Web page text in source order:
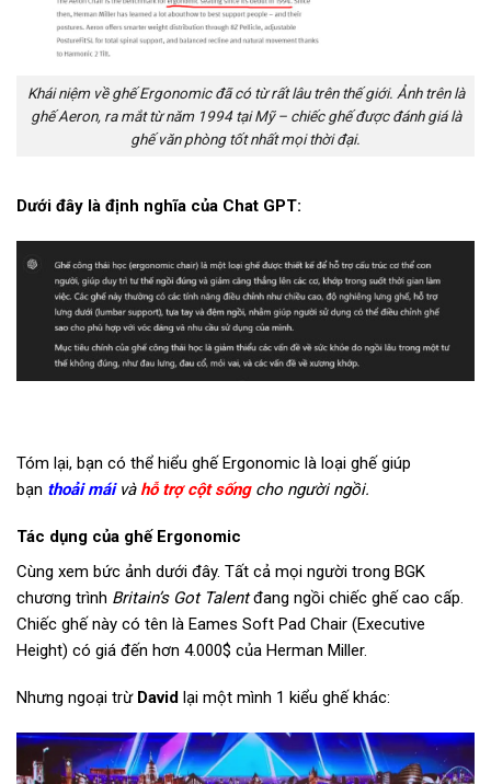
Khái niệm về ghế Ergonomic đã có từ rất lâu trên thế giới. Ảnh trên là
ghế Aeron, ra mắt từ năm 1994 tại Mỹ – chiếc ghế được đánh giá là
ghế văn phòng tốt nhất mọi thời đại.
Dưới đây là định nghĩa của Chat GPT:
Tóm lại, bạn có thể hiểu ghế Ergonomic là loại ghế giúp
bạn thoải mái vàhỗ trợ cột sống cho người ngồi.
Tác dụng của ghế Ergonomic
Cùng xem bức ảnh dưới đây. Tất cả mọi người trong BGK
chương trình Britain’s Got Talentđang ngồi chiếc ghế cao cấp.
Chiếc ghế này có tên là Eames Soft Pad Chair (Executive
Height) có giá đến hơn 4.000$ của Herman Miller.
Nhưng ngoại trừ David lại một mình 1 kiểu ghế khác: